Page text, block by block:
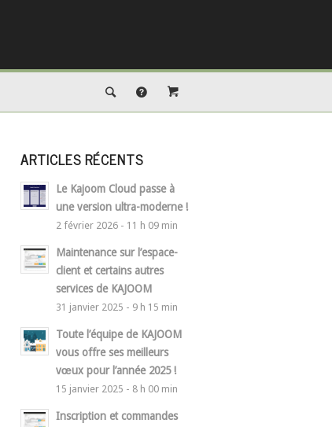
ARTICLES RÉCENTS
Le Kajoom Cloud passe à
une version ultra-moderne !
2 février 2026 - 11 h 09 min
Maintenance sur l’espace-
client et certains autres
services de KAJOOM
31 janvier 2025 - 9 h 15 min
Toute l’équipe de KAJOOM
vous offre ses meilleurs
vœux pour l’année 2025 !
15 janvier 2025 - 8 h 00 min
Inscription et commandes